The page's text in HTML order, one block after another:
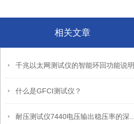
相关文章
千兆以太网测试仪的智能环回功能说明
什么是GFCI测试仪？